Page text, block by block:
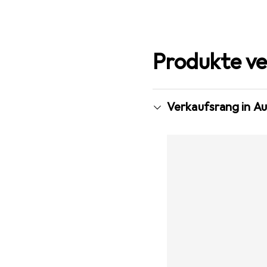
Produkte
Verkaufsrang in